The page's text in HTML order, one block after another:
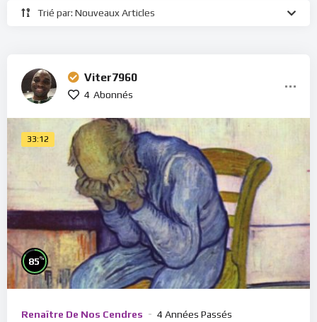
Trié par: Nouveaux Articles
Viter7960
4 Abonnés
33:12
85%
Renaître De Nos Cendres 4 Années Passés